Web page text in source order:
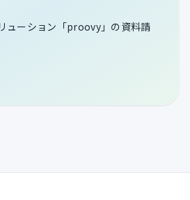
ューション「proovy」の資料請